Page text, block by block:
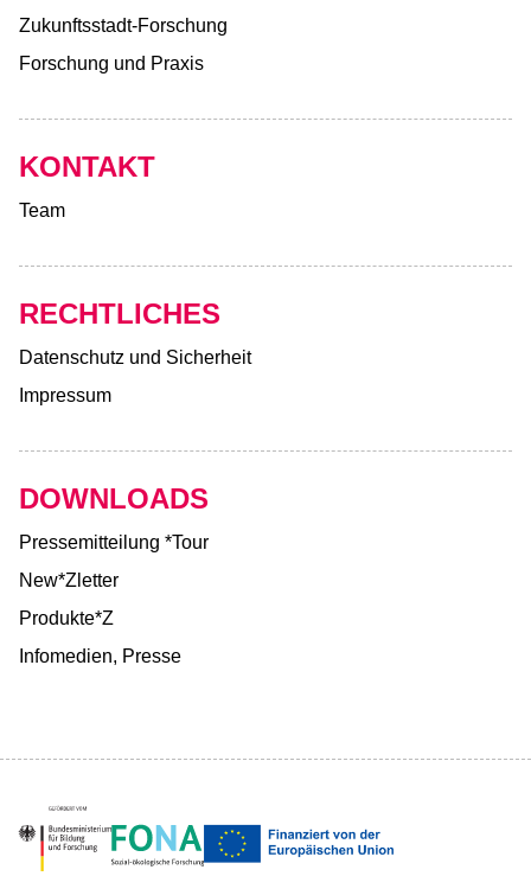
Zukunftsstadt-Forschung
Forschung und Praxis
KONTAKT
Team
RECHTLICHES
Datenschutz und Sicherheit
Impressum
DOWNLOADS
Pressemitteilung *Tour
New*Zletter
Produkte*Z
Infomedien, Presse